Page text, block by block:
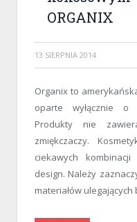
ORGANIX
13 SIERPNIA 2014
Organix to
oparte wyłącznie o
Produkty nie
zmiękczaczy.
ciekawych
design. Należy
materiałów